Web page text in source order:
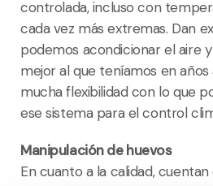
controlada, incluso con
cada vez más extremas. Dan
podemos acondicionar el aire
mejor al que teníamos en
mucha flexibilidad con lo que
ese sistema para el control
Manipulación de huevos
En cuanto a la calidad,